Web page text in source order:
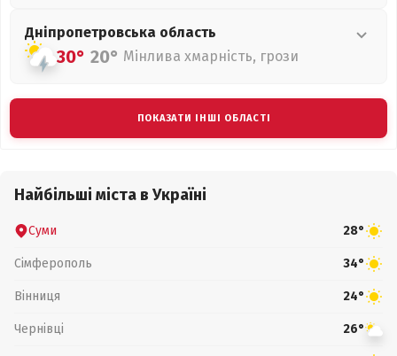
Дніпропетровська область
30° 20° Мінлива хмарність, грози
ПОКАЗАТИ ІНШІ ОБЛАСТІ
Найбільші міста в Україні
Суми 28°
Сімферополь 34°
Вінниця 24°
Чернівці 26°